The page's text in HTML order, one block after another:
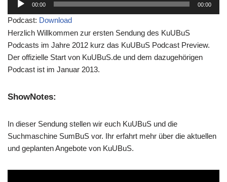
d
i
o
-
P
a
e
r
00:00 00:00
Podcast: Download
Herzlich Willkommen zur ersten Sendung des KuUBuS
Podcasts im Jahre 2012 kurz das KuUBuS Podcast Preview.
Der offizielle Start von KuUBuS.de und dem dazugehörigen
Podcast ist im Januar 2013.
ShowNotes:
In dieser Sendung stellen wir euch KuUBuS und die
Suchmaschine SumBuS vor. Ihr erfahrt mehr über die aktuellen
und geplanten Angebote von KuUBuS.